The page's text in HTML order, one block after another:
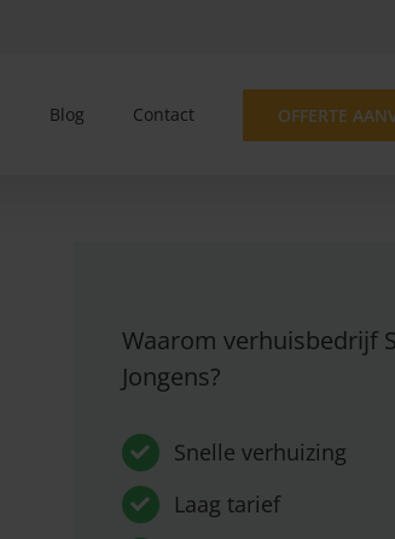
Blog Contact OFFERTE
Waarom verhuisbedrijf
Jongens?
Snelle verhuizing
Laag tarief